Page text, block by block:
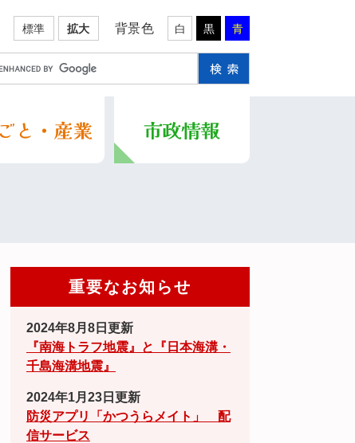
標準 拡大 背景色 白 黒 青
重要なお知らせ
2024年8月8日更新
『南海トラフ地震』と『日本海溝・
千島海溝地震』
2024年1月23日更新
防災アプリ「かつうらメイト」 配
信サービス